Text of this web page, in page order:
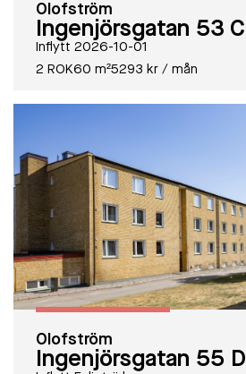
Olofström
Ingenjörsgatan 53 C
Inflytt 2026-10-01
2 ROK60 m²5293 kr / mån
Olofström
Ingenjörsgatan 55 D